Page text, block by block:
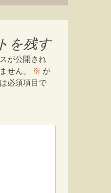
を残す
が公開され
せん。
※ が
必須項目で